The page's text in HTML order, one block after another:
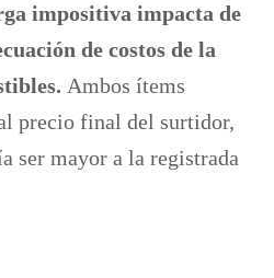
impositiva impacta de
de costos de la
Ambos ítems
precio final del surtidor,
ser mayor a la registrada